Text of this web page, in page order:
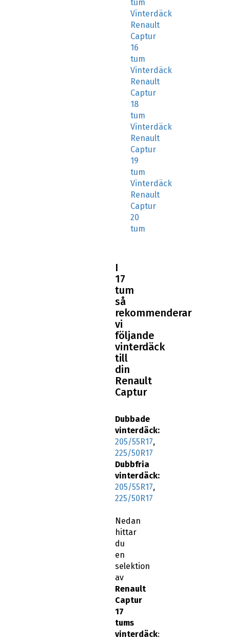
tum
Vinterdäck
Renault
Captur
16
tum
Vinterdäck
Renault
Captur
18
tum
Vinterdäck
Renault
Captur
19
tum
Vinterdäck
Renault
Captur
20
tum
I
17
tum
så
rekommenderar
vi
följande
vinterdäck
till
din
Renault
Captur
Dubbade
vinterdäck:
205/55R17,
225/50R17
Dubbfria
vinterdäck:
205/55R17,
225/50R17
Nedan
hittar
du
en
selektion
av
Renault
Captur
17
tums
vinterdäck: